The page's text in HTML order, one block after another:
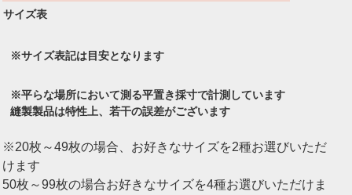
サイズ表
※サイズ表記は目安となります
※平らな場所において測る平置き採寸で計測しています
縫製製品は特性上、若干の誤差がございます
※20枚～49枚の場合、お好きなサイズを2種お選びいただ
けます
50枚～99枚の場合お好きなサイズを4種お選びいただけま